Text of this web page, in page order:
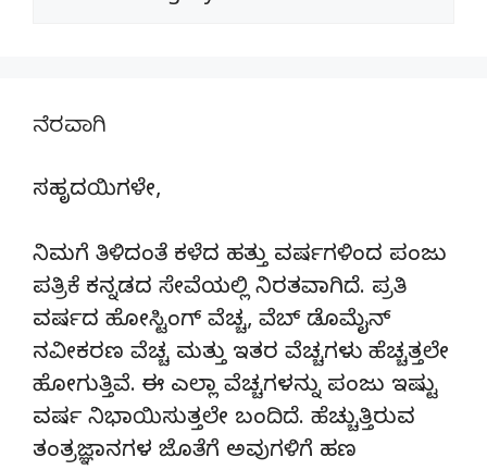
ನೆರವಾಗಿ
ಸಹೃದಯಿಗಳೇ,
ನಿಮಗೆ ತಿಳಿದಂತೆ ಕಳೆದ ಹತ್ತು ವರ್ಷಗಳಿಂದ ಪಂಜು
ಪತ್ರಿಕೆ ಕನ್ನಡದ ಸೇವೆಯಲ್ಲಿ ನಿರತವಾಗಿದೆ. ಪ್ರತಿ
ವರ್ಷದ ಹೋಸ್ಟಿಂಗ್‌ ವೆಚ್ಚ, ವೆಬ್‌ ಡೊಮೈನ್‌
ನವೀಕರಣ ವೆಚ್ಚ ಮತ್ತು ಇತರ ವೆಚ್ಚಗಳು ಹೆಚ್ಚತ್ತಲೇ
ಹೋಗುತ್ತಿವೆ. ಈ ಎಲ್ಲಾ ವೆಚ್ಚಗಳನ್ನು ಪಂಜು ಇಷ್ಟು
ವರ್ಷ ನಿಭಾಯಿಸುತ್ತಲೇ ಬಂದಿದೆ. ಹೆಚ್ಚುತ್ತಿರುವ
ತಂತ್ರಜ್ಞಾನಗಳ ಜೊತೆಗೆ ಅವುಗಳಿಗೆ ಹಣ